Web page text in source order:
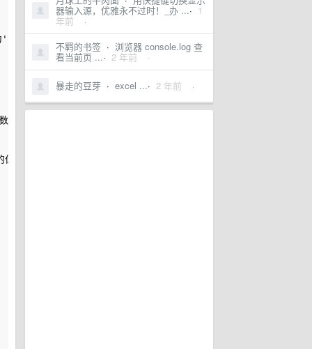
器输入源，优雅永不过时！_办 ...· 1
年前 ·
不羁的书签 · 浏览器 console.log 查
看当前页 ...· 2 年前 ·
暴走的豆芽 · excel ...· 2 年前 ·
为'jet'。最后，使用colorbar函数添加了一个colorbar。运行以上代
的取值范围更加匹配，从而提高图像的可读性。
，而set_ticklabels函数用于设置刻度的标签。下面是一个具体的